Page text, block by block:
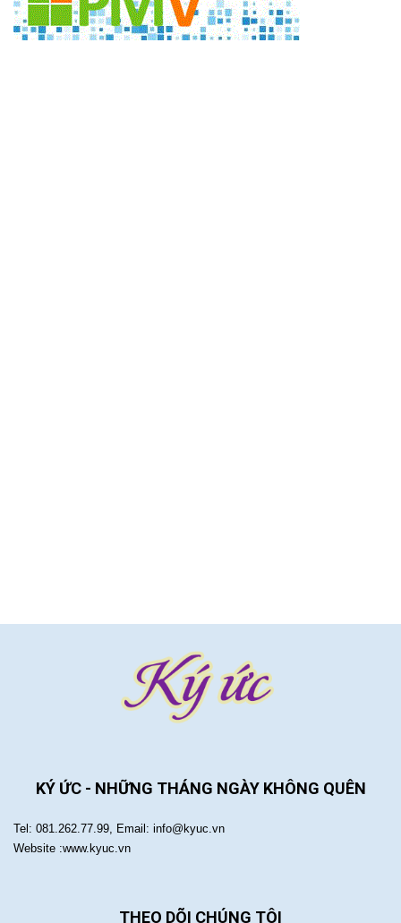
KÝ ỨC - NHỮNG THÁNG NGÀY KHÔNG QUÊN
Tel: 081.262.77.99, Email: info@kyuc.vn
Website :www.kyuc.vn
THEO DÕI CHÚNG TÔI